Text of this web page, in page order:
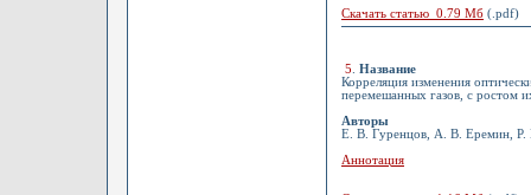
Скачать статью 0.79 Мб (.pdf)
5
Название
Корреляция изменения
перемешанных газов, с ростом
Авторы
Е. В. Гуренцов, А. В. Еремин,
Аннотация